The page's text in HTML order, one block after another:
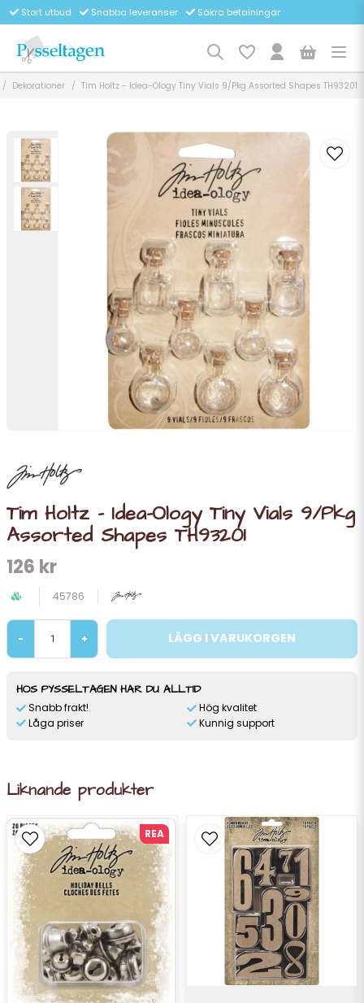
Stort utbud Snabba leveranser Säkra betalningar
Dekorationer Tim Holtz - Idea-Ology Tiny Vials 9/Pkg Assorted Shapes TH93201
Tim Holtz - Idea-Ology Tiny Vials 9/Pkg
Assorted Shapes TH93201
126 kr
45786
- + LÄGG I VARUKORGEN
HOS PYSSELTAGEN HAR DU ALLTID
Snabb frakt!
Låga priser
Hög kvalitet
Kunnig support
Liknande produkter
REA